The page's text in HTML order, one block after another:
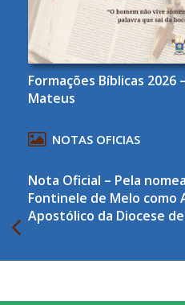
Formações Bíblicas 2026
Mateus
NOTAS OFICIAS
Nota Oficial – Pela
Fontinele de Melo como
Apostólico da Diocese